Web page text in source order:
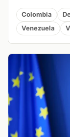
Colombia
Venezuela